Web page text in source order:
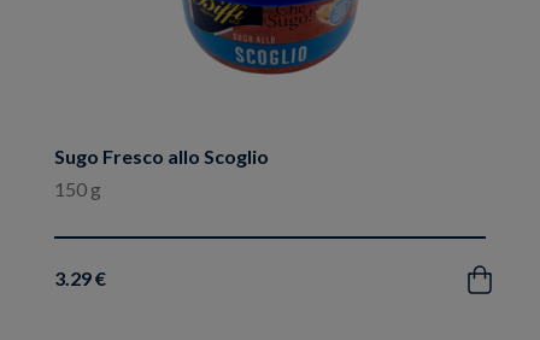
Sugo Fresco allo Scoglio
150 g
3.29 € Acquista